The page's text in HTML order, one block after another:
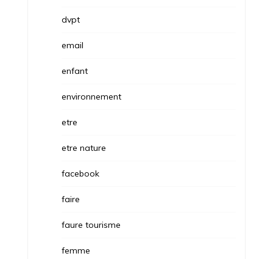
dvpt
email
enfant
environnement
etre
etre nature
facebook
faire
faure tourisme
femme